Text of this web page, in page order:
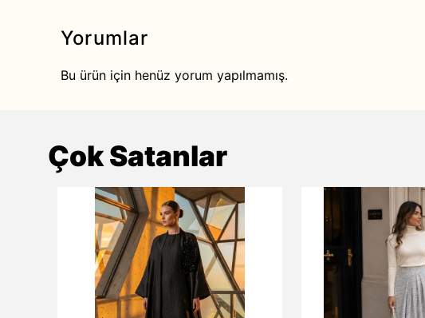
Yorumlar
Bu ürün için henüz yorum yapılmamış.
Çok Satanlar